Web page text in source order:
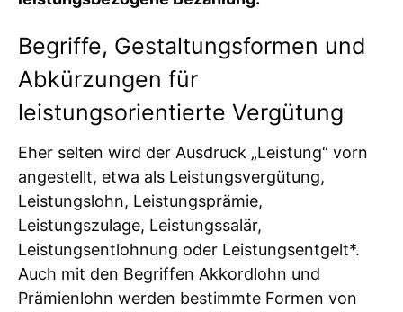
Begriffe, Gestaltungsformen und
Abkürzungen für
leistungsorientierte Vergütung
Eher selten wird der Ausdruck „Leistung“ vorn
angestellt, etwa als Leistungsvergütung,
Leistungslohn, Leistungsprämie,
Leistungszulage, Leistungssalär,
Leistungsentlohnung oder Leistungsentgelt*.
Auch mit den Begriffen Akkordlohn und
Prämienlohn werden bestimmte Formen von